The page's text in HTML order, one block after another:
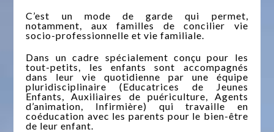
C’est un mode de garde qui permet,
notamment, aux familles de concilier vie
socio-professionnelle et vie familiale.
Dans un cadre spécialement conçu pour les
tout-petits, les enfants sont accompagnés
dans leur vie quotidienne par une équipe
pluridisciplinaire (Educatrices de Jeunes
Enfants, Auxiliaires de puériculture, Agents
d’animation, Infirmière) qui travaille en
coéducation avec les parents pour le bien-être
de leur enfant.